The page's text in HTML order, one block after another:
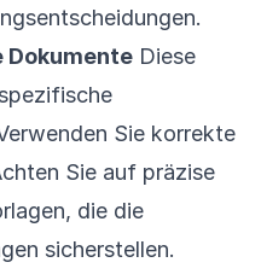
Diese
Sie korrekte
Sie auf präzise
die die
sicherstellen.